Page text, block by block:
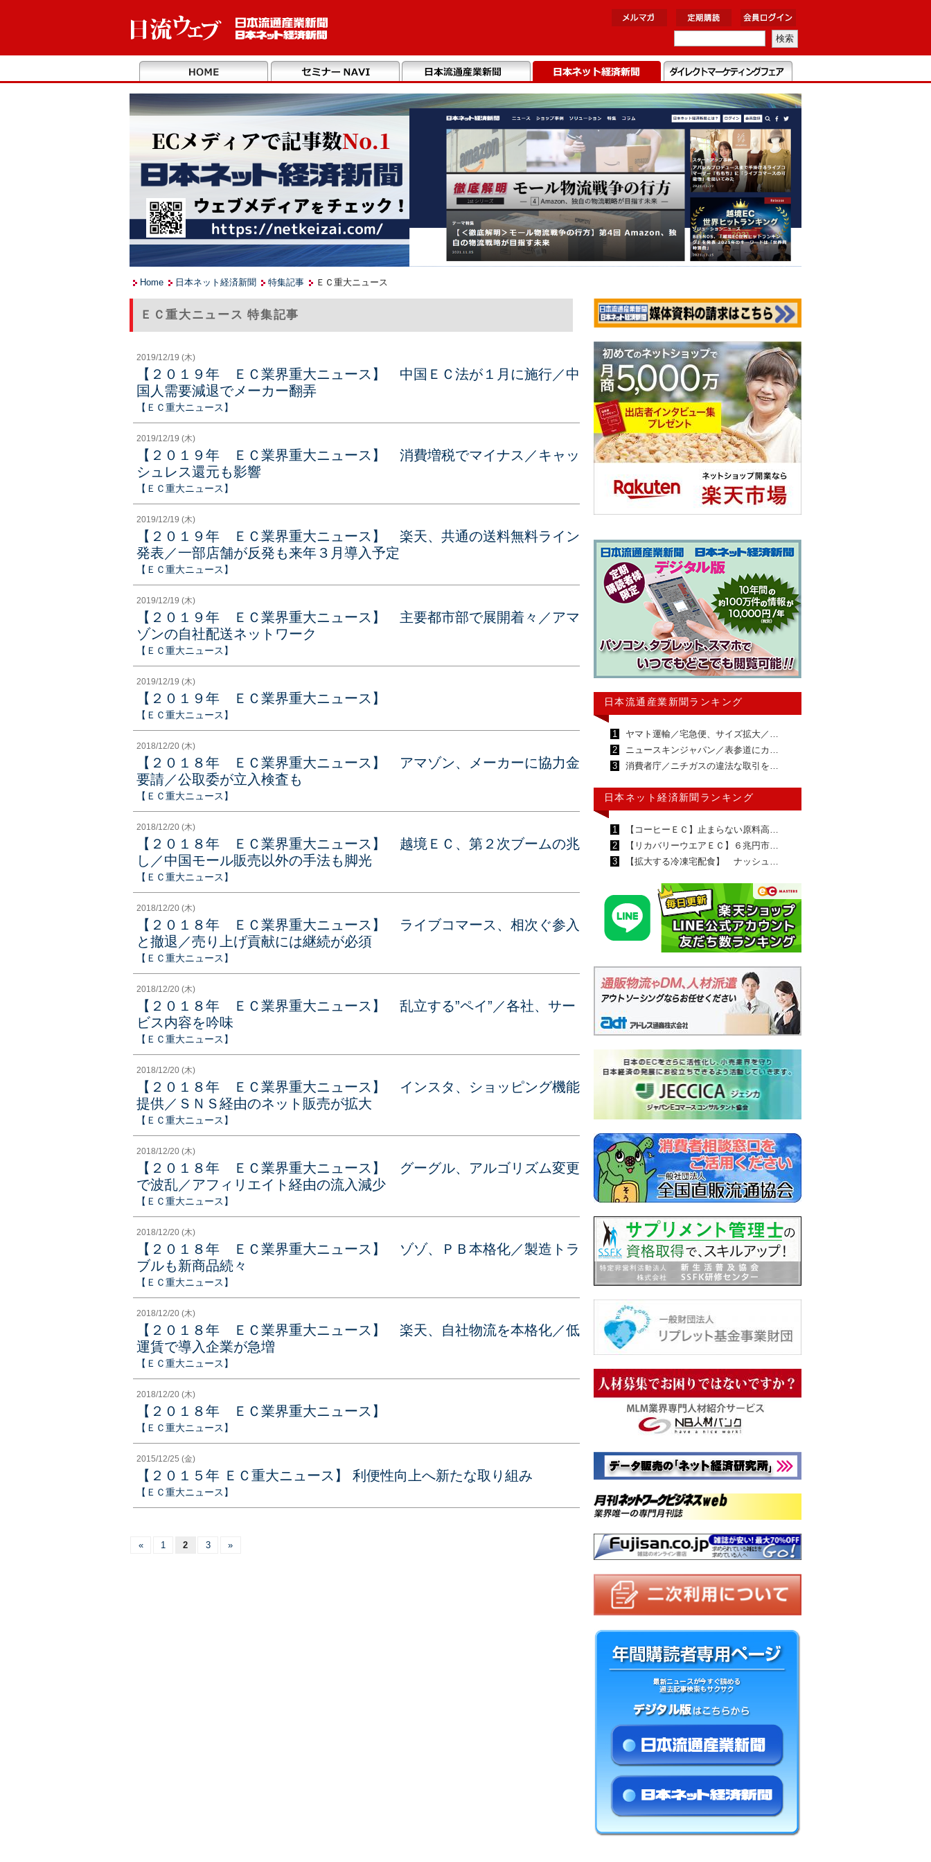
Home 日本ネット経済新聞 特集記事 ＥＣ重大ニュース
ＥＣ重大ニュース 特集記事
2019/12/19 (木)
【２０１９年 ＥＣ業界重大ニュース】 中国ＥＣ法が１月に施行／中
国人需要減退でメーカー翻弄
【ＥＣ重大ニュース】
2019/12/19 (木)
【２０１９年 ＥＣ業界重大ニュース】 消費増税でマイナス／キャッ
シュレス還元も影響
【ＥＣ重大ニュース】
2019/12/19 (木)
【２０１９年 ＥＣ業界重大ニュース】 楽天、共通の送料無料ライン
発表／一部店舗が反発も来年３月導入予定
【ＥＣ重大ニュース】
2019/12/19 (木)
【２０１９年 ＥＣ業界重大ニュース】 主要都市部で展開着々／アマ
ゾンの自社配送ネットワーク
【ＥＣ重大ニュース】
2019/12/19 (木)
【２０１９年 ＥＣ業界重大ニュース】
【ＥＣ重大ニュース】
2018/12/20 (木)
【２０１８年 ＥＣ業界重大ニュース】 アマゾン、メーカーに協力金
要請／公取委が立入検査も
【ＥＣ重大ニュース】
2018/12/20 (木)
【２０１８年 ＥＣ業界重大ニュース】 越境ＥＣ、第２次ブームの兆
し／中国モール販売以外の手法も脚光
【ＥＣ重大ニュース】
2018/12/20 (木)
【２０１８年 ＥＣ業界重大ニュース】 ライブコマース、相次ぐ参入
と撤退／売り上げ貢献には継続が必須
【ＥＣ重大ニュース】
2018/12/20 (木)
【２０１８年 ＥＣ業界重大ニュース】 乱立する”ペイ”／各社、サー
ビス内容を吟味
【ＥＣ重大ニュース】
2018/12/20 (木)
【２０１８年 ＥＣ業界重大ニュース】 インスタ、ショッピング機能
提供／ＳＮＳ経由のネット販売が拡大
【ＥＣ重大ニュース】
2018/12/20 (木)
【２０１８年 ＥＣ業界重大ニュース】 グーグル、アルゴリズム変更
で波乱／アフィリエイト経由の流入減少
【ＥＣ重大ニュース】
2018/12/20 (木)
【２０１８年 ＥＣ業界重大ニュース】 ゾゾ、ＰＢ本格化／製造トラ
ブルも新商品続々
【ＥＣ重大ニュース】
2018/12/20 (木)
【２０１８年 ＥＣ業界重大ニュース】 楽天、自社物流を本格化／低
運賃で導入企業が急増
【ＥＣ重大ニュース】
2018/12/20 (木)
【２０１８年 ＥＣ業界重大ニュース】
【ＥＣ重大ニュース】
2015/12/25 (金)
【２０１５年 ＥＣ重大ニュース】 利便性向上へ新たな取り組み
【ＥＣ重大ニュース】
« 1 2 3 »
日本流通産業新聞ランキング
1
ヤマト運輸／宅急便、サイズ拡大／…
2
ニュースキンジャパン／表参道にカ…
3
消費者庁／ニチガスの違法な取引を…
日本ネット経済新聞ランキング
1
【コーヒーＥＣ】止まらない原料高…
2
【リカバリーウエアＥＣ】６兆円市…
3
【拡大する冷凍宅配食】 ナッシュ…